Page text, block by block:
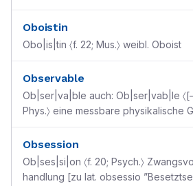
Oboistin
Obo|is|tin 〈f. 22; Mus.〉 weibl. Oboist
Observable
Ob|ser|va|ble auch: Ob|ser|vab|le
Phys.〉 eine messbare physikalische
Obsession
Ob|ses|si|on 〈f. 20; Psych.〉
handlung [zu lat. obsessio